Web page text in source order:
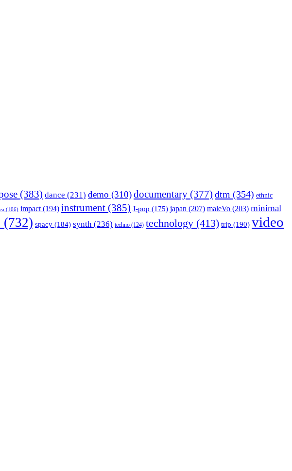
(383) dance (231) demo (310)documentary (377) dtm (354) ethnic
(106) impact (194) instrument (385) J-pop (175) japan (207) maleVo (203) minimal
(732) spacy (184) synth (236) techno (124) technology (413) trip (190) video